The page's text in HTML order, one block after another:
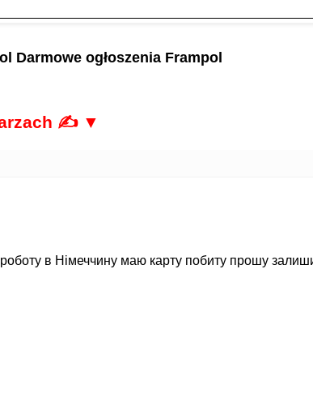
Darmowe ogłoszenia Frampol
✍ ▼
в Німеччину маю карту побиту прошу